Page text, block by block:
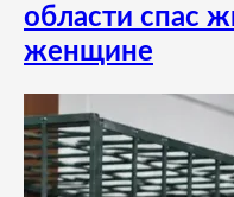
области спас
женщине